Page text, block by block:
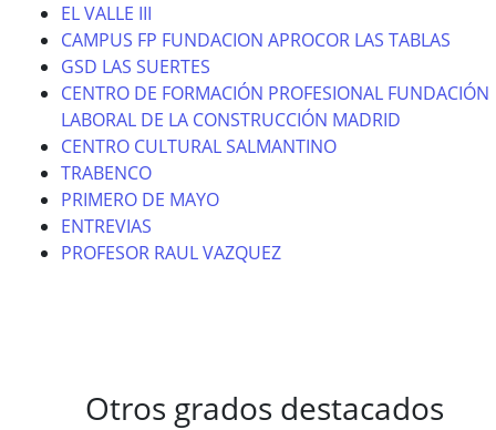
EL VALLE III
CAMPUS FP FUNDACION APROCOR LAS TABLAS
GSD LAS SUERTES
CENTRO DE FORMACIÓN PROFESIONAL FUNDACIÓN
LABORAL DE LA CONSTRUCCIÓN MADRID
CENTRO CULTURAL SALMANTINO
TRABENCO
PRIMERO DE MAYO
ENTREVIAS
PROFESOR RAUL VAZQUEZ
Otros grados destacados